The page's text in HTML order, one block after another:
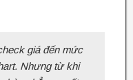
giá đến mức
Nhưng từ khi